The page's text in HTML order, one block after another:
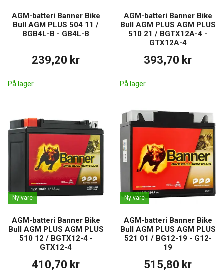
AGM-batteri Banner Bike
Bull AGM PLUS 504 11 /
BGB4L-B - GB4L-B
239,20 kr
På lager
AGM-batteri Banner Bike
Bull AGM PLUS AGM PLUS
510 21 / BGTX12A-4 -
GTX12A-4
393,70 kr
På lager
Ny vare
AGM-batteri Banner Bike
Bull AGM PLUS AGM PLUS
510 12 / BGTX12-4 -
GTX12-4
410,70 kr
Ny vare
AGM-batteri Banner Bike
Bull AGM PLUS AGM PLUS
521 01 / BG12-19 - G12-
19
515,80 kr